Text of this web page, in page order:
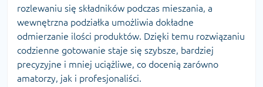
rozlewaniu się składników podczas mieszania, a
wewnętrzna podziałka umożliwia dokładne
odmierzanie ilości produktów. Dzięki temu rozwiązaniu
codzienne gotowanie staje się szybsze, bardziej
precyzyjne i mniej uciążliwe, co docenią zarówno
amatorzy, jak i profesjonaliści.